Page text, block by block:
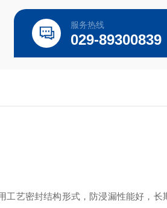
服务热线
029-89300839
艺密封结构形式，防浸漏性能好，长